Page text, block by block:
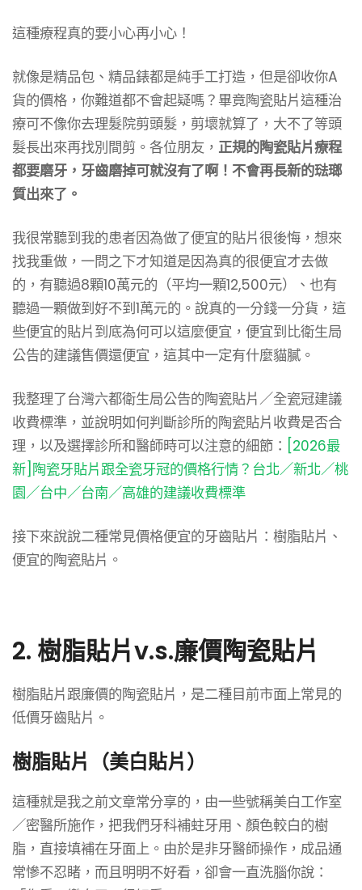
這種療程真的要小心再小心！
就像是精品包、精品錶都是純手工打造，但是卻收你A
貨的價格，你難道都不會起疑嗎？畢竟陶瓷貼片這種治
療可不像你去理髮院剪頭髮，剪壞就算了，大不了等頭
髮長出來再找別間剪。各位朋友， 正規的陶瓷貼片療程
都要磨牙，牙齒磨掉可就沒有了啊！不會再長新的琺瑯
質出來了。
我很常聽到我的患者因為做了便宜的貼片很後悔，想來
找我重做，一問之下才知道是因為真的很便宜才去做
的，有聽過8顆10萬元的（平均一顆12,500元）、也有
聽過一顆做到好不到1萬元的。說真的一分錢一分貨，這
些便宜的貼片到底為何可以這麼便宜，便宜到比衛生局
公告的建議售價還便宜，這其中一定有什麼貓膩。
我整理了台灣六都衛生局公告的陶瓷貼片／全瓷冠建議
收費標準，並說明如何判斷診所的陶瓷貼片收費是否合
理，以及選擇診所和醫師時可以注意的細節：
[2026最
新]陶瓷牙貼片跟全瓷牙冠的價格行情？台北／新北／桃
園／台中／台南／高雄的建議收費標準
接下來說說二種常見價格便宜的牙齒貼片：樹脂貼片、
便宜的陶瓷貼片。
2. 樹脂貼片v.s.廉價陶瓷貼片
樹脂貼片跟廉價的陶瓷貼片，是二種目前市面上常見的
低價牙齒貼片。
樹脂貼片（美白貼片）
這種就是我之前文章常分享的，由一些號稱美白工作室
／密醫所施作，把我們牙科補蛀牙用、顏色較白的樹
脂，直接填補在牙面上。由於是非牙醫師操作，成品通
常慘不忍睹，而且明明不好看，卻會一直洗腦你說：